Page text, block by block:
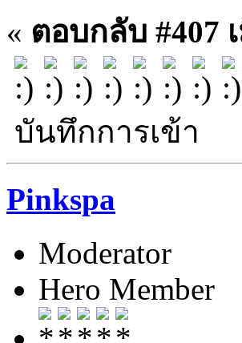
« ตอบกลับ #407
บันทึกการเข้า
Pinkspa
Moderator
Hero Member